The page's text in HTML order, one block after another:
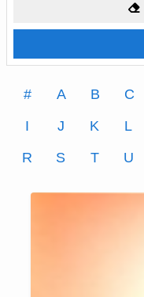
# A B C
I
J K L
R
S T U